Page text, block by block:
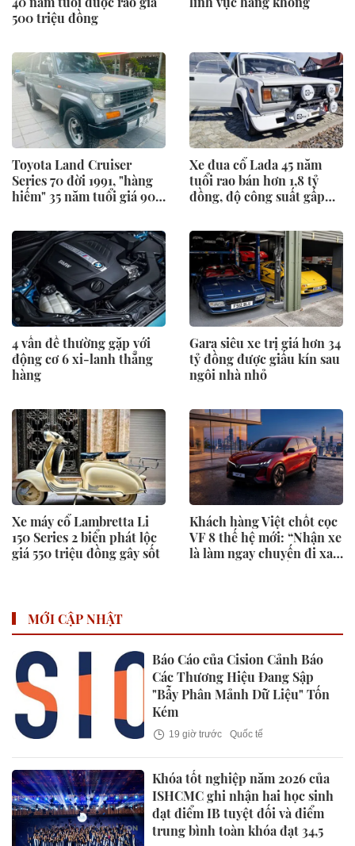
500 triệu đồng
Toyota Land Cruiser
Series 70 đời 1991, "hàng
hiếm" 35 năm tuổi giá 900
Xe đua cổ Lada 45 năm
tuổi rao bán hơn 1,8 tỷ
đồng, độ công suất gấp
4 vấn đề thường gặp với
động cơ 6 xi-lanh thẳng
hàng
Gara siêu xe trị giá hơn 34
tỷ đồng được giấu kín sau
ngôi nhà nhỏ
Xe máy cổ Lambretta Li
150 Series 2 biển phát lộc
giá 550 triệu đồng gây sốt
Khách hàng Việt chốt cọc
VF 8 thế hệ mới: “Nhận xe
là làm ngay chuyến đi xa,
MỚI CẬP NHẬT
Báo Cáo của Cision Cảnh Báo
Các Thương Hiệu Đang Sập
"Bẫy Phân Mảnh Dữ Liệu" Tốn
Kém
19 giờ trước Quốc tế
Khóa tốt nghiệp năm 2026 của
ISHCMC ghi nhận hai học sinh
đạt điểm IB tuyệt đối và điểm
trung bình toàn khóa đạt 34,5